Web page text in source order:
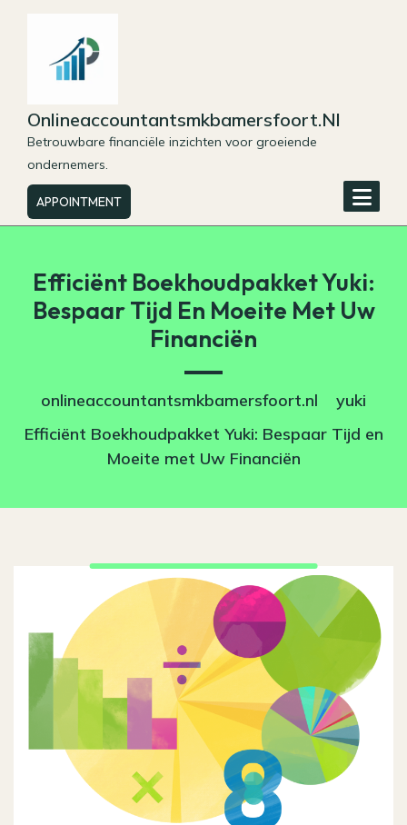
Onlineaccountantsmkbamersfoort.nl
Betrouwbare financiële inzichten voor groeiende
ondernemers.
APPOINTMENT
Efficiënt Boekhoudpakket Yuki:
Bespaar Tijd En Moeite Met Uw
Financiën
onlineaccountantsmkbamersfoort.nl
yuki
Efficiënt Boekhoudpakket Yuki: Bespaar Tijd en
Moeite met Uw Financiën